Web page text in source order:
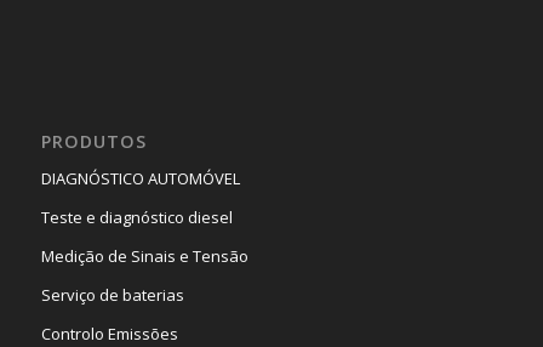
PRODUTOS
DIAGNÓSTICO AUTOMÓVEL
Teste e diagnóstico diesel
Medição de Sinais e Tensão
Serviço de baterias
Controlo Emissões